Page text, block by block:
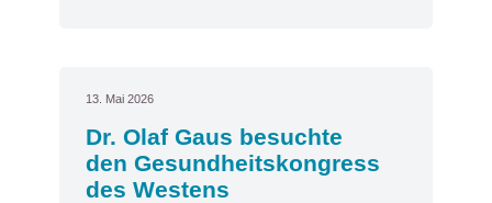
13. Mai 2026
Dr. Olaf Gaus besuchte
den Gesundheitskongress
des Westens